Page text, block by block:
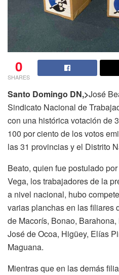
0
SHARES
Santo Domingo DN,>José
Sindicato Nacional de
con una histórica votación de
100 por ciento de los votos
las 31 provincias y el Distrito
Beato, quien fue postulado
Vega, los trabajadores de la
a nivel nacional, hubo
varias planchas en las filiares
de Macorís, Bonao,
José de Ocoa, Higüey, Elías
Maguana.
Mientras que en las demás